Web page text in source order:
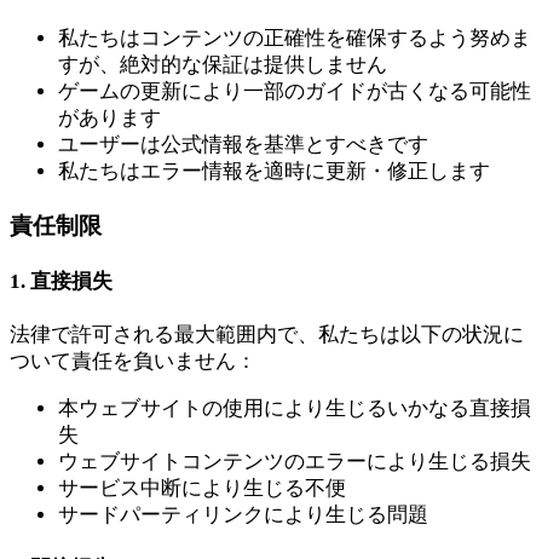
私たちはコンテンツの正確性を確保するよう努めま
すが、絶対的な保証は提供しません
ゲームの更新により一部のガイドが古くなる可能性
があります
ユーザーは公式情報を基準とすべきです
私たちはエラー情報を適時に更新・修正します
責任制限
1. 直接損失
法律で許可される最大範囲内で、私たちは以下の状況に
ついて責任を負いません：
本ウェブサイトの使用により生じるいかなる直接損
失
ウェブサイトコンテンツのエラーにより生じる損失
サービス中断により生じる不便
サードパーティリンクにより生じる問題